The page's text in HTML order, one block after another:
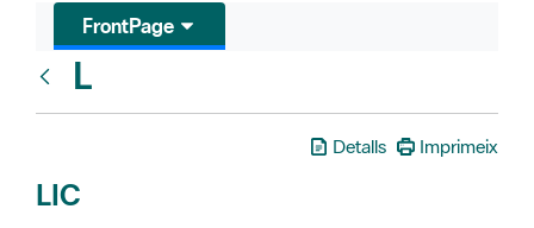
FrontPage
L
Detalls Imprimeix
LIC